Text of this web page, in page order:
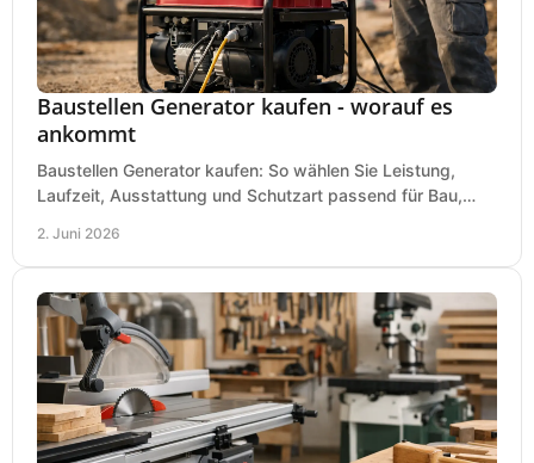
Baustellen Generator kaufen - worauf es
ankommt
Baustellen Generator kaufen: So wählen Sie Leistung,
Laufzeit, Ausstattung und Schutzart passend für Bau,
2. Juni 2026